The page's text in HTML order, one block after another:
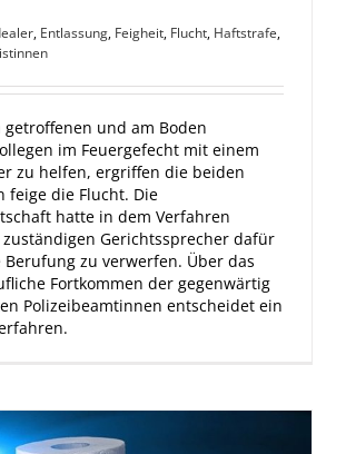
, Entlassung, Feigheit, Flucht, Haftstrafe,
und am Boden
im Feuergefecht mit einem
zu helfen, ergriffen die beiden
feige die Flucht. Die
hatte in dem Verfahren
Gerichtssprecher dafür
zu verwerfen. Über das
Fortkommen der gegenwärtig
Polizeibeamtinnen entscheidet ein